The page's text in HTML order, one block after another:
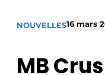
NOUVELLES16 mars
MB